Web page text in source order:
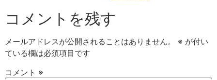
コメントを残す
メールアドレスが公開されることはありません。 ※ が付い
ている欄は必須項目です
コメント ※